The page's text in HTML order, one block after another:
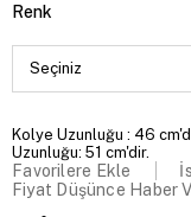
Renk
Kolye Uzunluğu : 46
Uzunluğu: 51 cm'dir.
Favorilere Ekle
Fiyat Düşünce Haber